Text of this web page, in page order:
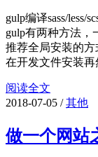
gulp编译sass/less/
gulp有两种方法，
推荐全局安装的
在开发文件安装再
阅读全文
2018-07-05 / 其他
做一个网站